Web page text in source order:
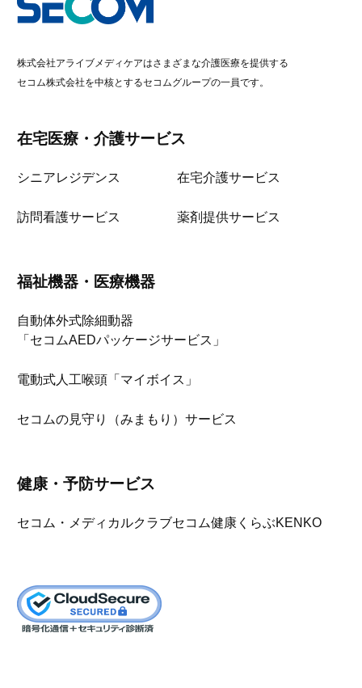
株式会社アライブメディケアはさまざまな介護医療を提供する
セコム株式会社を中核とするセコムグループの一員です。
在宅医療・介護サービス
シニアレジデンス 在宅介護サービス
訪問看護サービス 薬剤提供サービス
福祉機器・医療機器
自動体外式除細動器
「セコムAEDパッケージサービス」
電動式人工喉頭「マイボイス」
セコムの見守り（みまもり）サービス
健康・予防サービス
セコム・メディカルクラブセコム健康くらぶKENKO